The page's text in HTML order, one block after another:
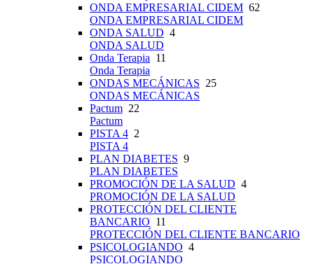
ONDA EMPRESARIAL CIDEM 62
ONDA EMPRESARIAL CIDEM
ONDA SALUD 4
ONDA SALUD
Onda Terapia 11
Onda Terapia
ONDAS MECÁNICAS 25
ONDAS MECÁNICAS
Pactum 22
Pactum
PISTA 4 2
PISTA 4
PLAN DIABETES 9
PLAN DIABETES
PROMOCIÓN DE LA SALUD 4
PROMOCIÓN DE LA SALUD
PROTECCIÓN DEL CLIENTE
BANCARIO 11
PROTECCIÓN DEL CLIENTE BANCARIO
PSICOLOGIANDO 4
PSICOLOGIANDO